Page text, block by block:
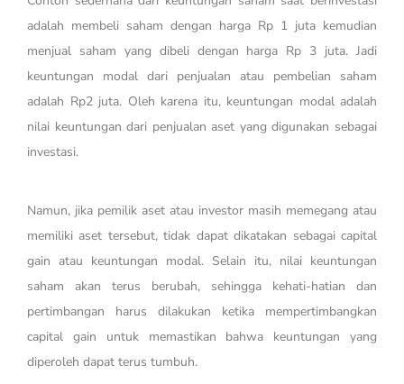
adalah membeli saham dengan harga Rp 1 juta kemudian
menjual saham yang dibeli dengan harga Rp 3 juta. Jadi
keuntungan modal dari penjualan atau pembelian saham
adalah Rp2 juta. Oleh karena itu, keuntungan modal adalah
nilai keuntungan dari penjualan aset yang digunakan sebagai
investasi.
Namun, jika pemilik aset atau investor masih memegang atau
memiliki aset tersebut, tidak dapat dikatakan sebagai capital
gain atau keuntungan modal. Selain itu, nilai keuntungan
saham akan terus berubah, sehingga kehati-hatian dan
pertimbangan harus dilakukan ketika mempertimbangkan
capital gain untuk memastikan bahwa keuntungan yang
diperoleh dapat terus tumbuh.